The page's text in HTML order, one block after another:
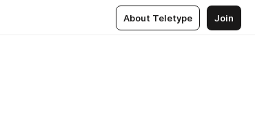
About Teletype Join